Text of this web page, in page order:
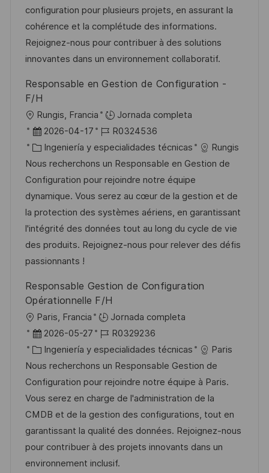
ó
n
i
ó
n
d
e
p
u
l
a
n
m
p
l
e
g
o
r
í
configuration pour plusieurs projets, en assurant la
cohérence et la complétude des informations.
Rejoignez-nous pour contribuer à des solutions
innovantes dans un environnement collaboratif.
Responsable en Gestion de Configuration -
F/H
U
b
c
a
c
i
ó
n
Rungis, Francia
Jornada completa
F
e
c
h
a
d
e
p
u
l
i
a
2026-04-17
I
D
d
e
e
m
p
l
R0324536
C
a
t
e
g
o
r
í
Ingeniería y especialidades técnicas
Rungis
Nous recherchons un Responsable en Gestion de
Configuration pour rejoindre notre équipe
dynamique. Vous serez au cœur de la gestion et de
la protection des systèmes aériens, en garantissant
l'intégrité des données tout au long du cycle de vie
des produits. Rejoignez-nous pour relever des défis
passionnants !
Responsable Gestion de Configuration
Opérationnelle F/H
U
b
c
a
c
i
ó
n
Paris, Francia
Jornada completa
F
e
c
h
a
d
e
p
u
2026-05-27
I
D
d
e
e
m
p
l
e
R0329236
C
a
t
e
g
o
r
í
Ingeniería y especialidades técnicas
Paris
Nous recherchons un Responsable Gestion de
Configuration pour rejoindre notre équipe à Paris.
Vous serez en charge de l'administration de la
CMDB et de la gestion des configurations, tout en
garantissant la qualité des données. Rejoignez-nous
pour contribuer à des projets innovants dans un
environnement inclusif.